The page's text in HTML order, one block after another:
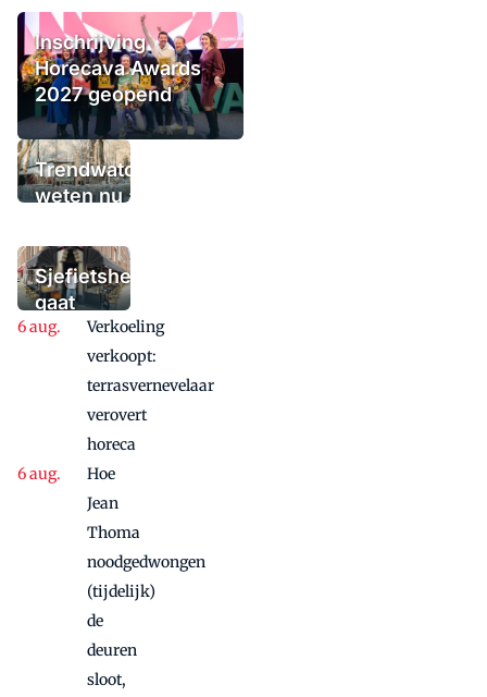
Inschrijving
Horecava Awards
2027 geopend
Trendwatchers
weten nu al wat
moet bieden:
'Iedere dag een
waaaaaanzinnige
aanbieding'
Sjefietshe
gaat
vanwege
succes
maandje
Verkoeling
verkoopt:
terrasvernevelaar
verovert
horeca
Hoe
Jean
Thoma
noodgedwongen
(tijdelijk)
de
deuren
sloot,